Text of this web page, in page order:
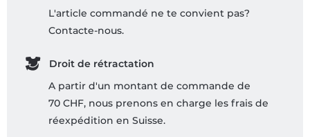
L'article commandé ne te convient pas?
Contacte-nous.
Droit de rétractation
A partir d'un montant de commande de
70 CHF, nous prenons en charge les frais de
réexpédition en Suisse.